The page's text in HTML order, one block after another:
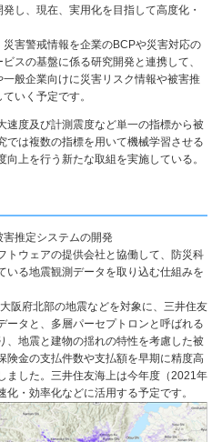
し、現在、実用化を目指して高度化・
害警戒情報を企業のBCPや災害対応の
スの基盤に係る研究開発と連携して、
般企業向けに災害リスク情報や被害推
いく予定です。
度及び計測震度など単一の指標から被
では複数の指標を用いて機械学習させる
向上を行う新たな取組を実施している。
害推定システムの開発
トウェアの提供会社と協働して、防災科
いる地震観測データを取り込む仕組みを
阪府北部の地震などを対象に、三井住友
ータと、多層パーセプトロンと呼ばれる
、地震と建物の揺れの特性を考慮した被
険金の支払件数や支払額を早期に精度高
ました。三井住友海上は今年度（2021年
・効率化などに活用する予定です。